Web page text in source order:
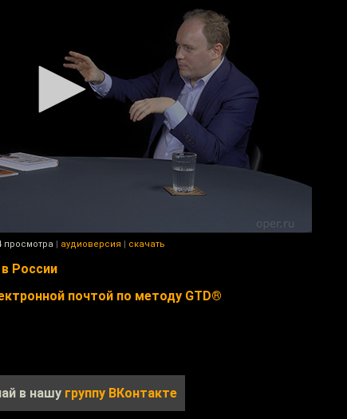
просмотра | аудиоверсия | скачать
России
почтой по методу GTD®
в нашу группу ВКонтакте